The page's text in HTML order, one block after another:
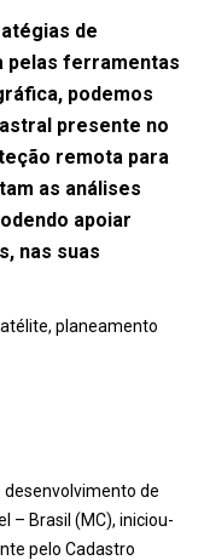
de
pelas ferramentas
podemos
presente no
remota para
as análises
apoiar
nas suas
planeamento
desenvolvimento de
– Brasil (MC), iniciou-
pelo Cadastro